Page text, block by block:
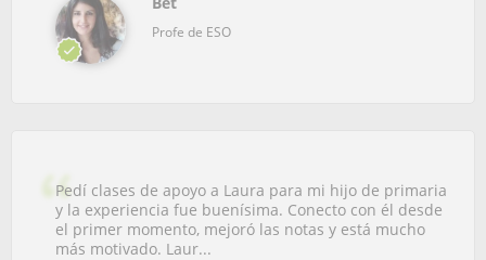
Profe de ESO
Pedí clases de apoyo a Laura para mi hijo de primaria
y la experiencia fue buenísima. Conecto con él desde
el primer momento, mejoró las notas y está mucho
más motivado. Laur...